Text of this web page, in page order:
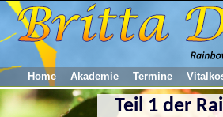
Home Akademie Termine
Teil 1 der